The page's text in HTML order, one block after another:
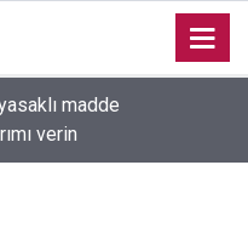
madde
verin
Yolda mı Kaldı?